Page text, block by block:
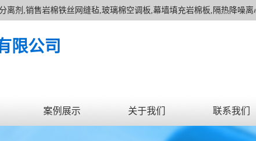
离剂,销售岩棉铁丝网缝毡,玻璃棉空调板,幕墙填充岩棉板,隔热降噪
限公司
案例展示 关于我们 联系我们